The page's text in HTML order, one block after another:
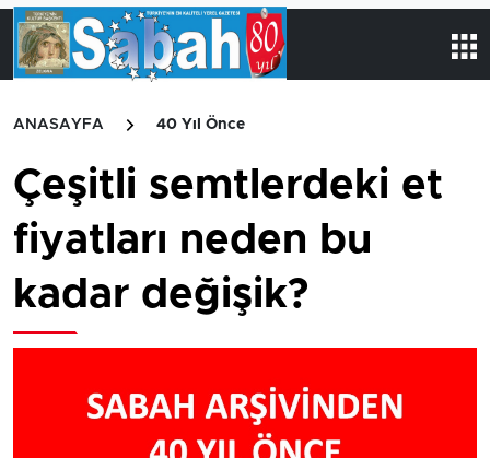
ANASAYFA 40 Yıl Önce
Çeşitli semtlerdeki et
fiyatları neden bu
kadar değişik?